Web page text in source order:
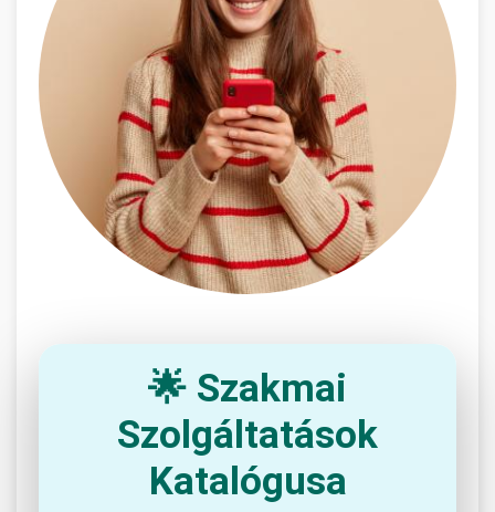
🌟 Szakmai
Szolgáltatások
Katalógusa